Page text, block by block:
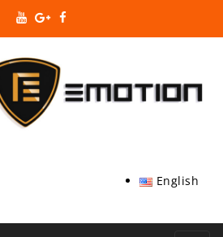
English